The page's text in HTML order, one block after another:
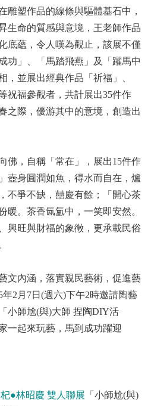
雕塑作品的線條與驅體基石中，
生命的質感與意境，王老師作品
底蘊，令人嘆為觀止，該展不僅
功」、「馬踏飛燕」及「躍馬中
，並展出經典作品「祈福」、
祝福參觀者，共計展出35件作
之際，優游其中的意境，創造出
佛，自稱「常在」，展出15件作
壺身圓潤如魚，得水而自在，爐
不爭不缺，囍慶有餘；「開心茶
暖。茶香氤氳中，一笑即安然。
興旺與財福的象徵，更承載民俗
文內涵，落實親民藝術，促進藝
2月7日(週六)下午2時邀請陶藝
小師尬(與)大師 捏陶DIY活
一起來玩藝，馬到成功躍迎
●林昭慶 雙人聯展 「小師尬(與)